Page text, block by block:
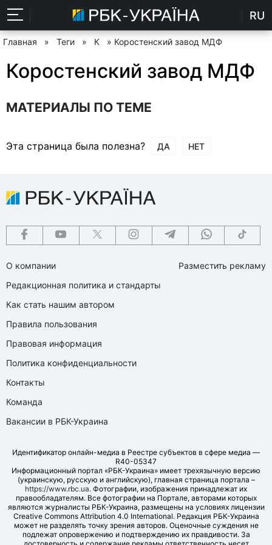
RU
Главная » Теги » К » Коростенский завод МДФ
Коростенский завод МДФ
МАТЕРИАЛЫ ПО ТЕМЕ
Эта страница была полезна? ДА НЕТ
О компании
Редакционная политика и стандарты
Как стать нашим автором
Правила пользования
Правовая информация
Политика конфиденциальности
Контакты
Команда
Вакансии в РБК-Украина
Разместить рекламу
Идентификатор онлайн-медиа в Реестре субъектов в сфере медиа —
R40-05347
Информационный портал «РБК-Украина» имеет трехязычную версию
(украинскую, русскую и английскую), главная страница портала –
https://www.rbc.ua. Фотографии, изображения принадлежат их
правообладателям. Все фотографии на Портале, авторами которых
являются журналисты РБК-Украина, размещены на условиях лицензии
Creative Commons Attribution 4.0 International. Редакция РБК-Украина
может не разделять точку зрения авторов. Оценочные суждения не
подлежат опровержению и подтверждению их правдивости. За